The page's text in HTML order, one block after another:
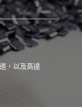
，以及高達